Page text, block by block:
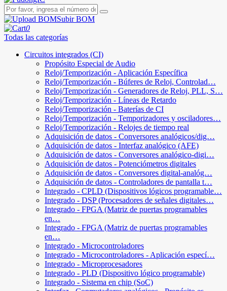
Subir BOM
0
Todas las categorías
Circuitos integrados (CI)
Propósito Especial de Audio
Reloj/Temporización - Aplicación Específica
Reloj/Temporización - Búferes de Reloj, Controlad…
Reloj/Temporización - Generadores de Reloj, PLL, S…
Reloj/Temporización - Líneas de Retardo
Reloj/Temporización - Baterías de CI
Reloj/Temporización - Temporizadores y osciladores…
Reloj/Temporización - Relojes de tiempo real
Adquisición de datos - Conversores analógicos/dig…
Adquisición de datos - Interfaz analógico (AFE)
Adquisición de datos - Conversores analógico-digi…
Adquisición de datos - Potenciómetros digitales
Adquisición de datos - Conversores digital-analóg…
Adquisición de datos - Controladores de pantalla t…
Integrado - CPLD (Dispositivos lógicos programable…
Integrado - DSP (Procesadores de señales digitales…
Integrado - FPGA (Matriz de puertas programables
en…
Integrado - FPGA (Matriz de puertas programables
en…
Integrado - Microcontroladores
Integrado - Microcontroladores - Aplicación especí…
Integrado - Microprocesadores
Integrado - PLD (Dispositivo lógico programable)
Integrado - Sistema en chip (SoC)